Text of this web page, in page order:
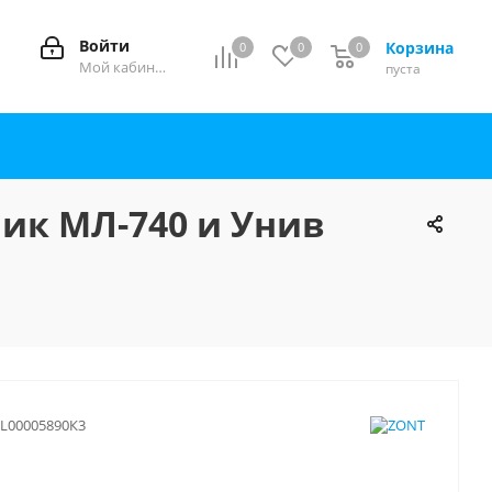
0 0 Корзина
0
пуста
0
Войти
Мой кабинет
МЛ-740 и Унив